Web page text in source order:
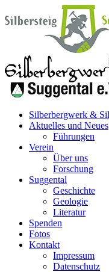
Silberbergwerk &
Aktuelles und Neues
Führungen
Verein
Über uns
Forschung
Suggental
Geschichte
Geologie
Literatur
Spenden
Fotos
Kontakt
Impressum
Datenschutz